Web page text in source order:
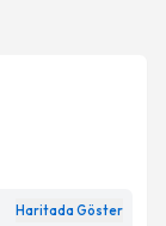
Haritada Göster